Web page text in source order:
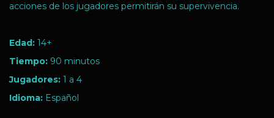
acciones de los jugadores permitirán su supervivencia.
Edad: 14+
Tiempo: 90 minutos
Jugadores: 1 a 4
Idioma: Español